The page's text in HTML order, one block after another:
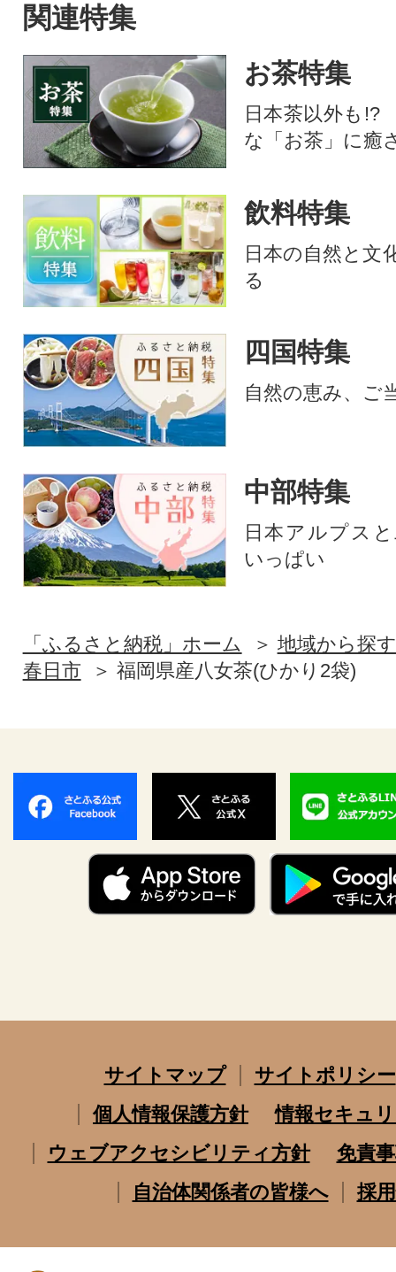
関連特集
お茶特集
日本茶以外も
な「お茶」に癒
飲料特集
日本の自然と文
る
四国特集
自然の恵み、ご
中部特集
日本アルプス
いっぱい
「ふるさと納税」ホーム
地域から探す
春日市
福岡県産八女茶(ひかり2袋)
サイトマップ
サイトポリシー
個人情報保護方針
情報セキュ
ウェブアクセシビリティ方針
免責
自治体関係者の皆様へ
採